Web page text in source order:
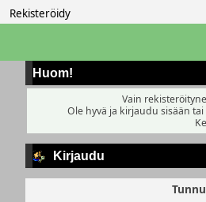
Rekisteröidy
Huom!
Vain
Ole hyvä ja kirjaudu sisään tai
Kirjaudu